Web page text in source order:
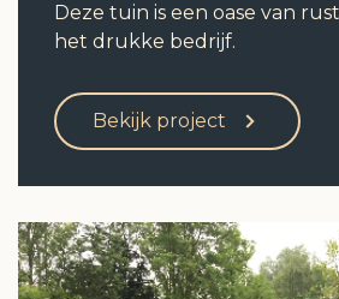
Deze tuin is een oase van
het drukke bedrijf.
Bekijk project